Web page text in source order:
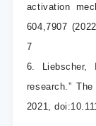
activation
604,7907
7
6. Liebscher,
research.”
2021,